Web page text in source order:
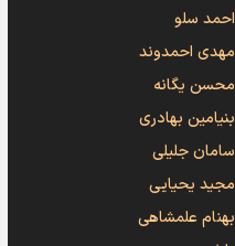
احمد سلو
مهدی احمدوند
محسن یگانه
بنیامین بهادری
سامان جلیلی
مجید یحیایی
بهنام علمشاهی